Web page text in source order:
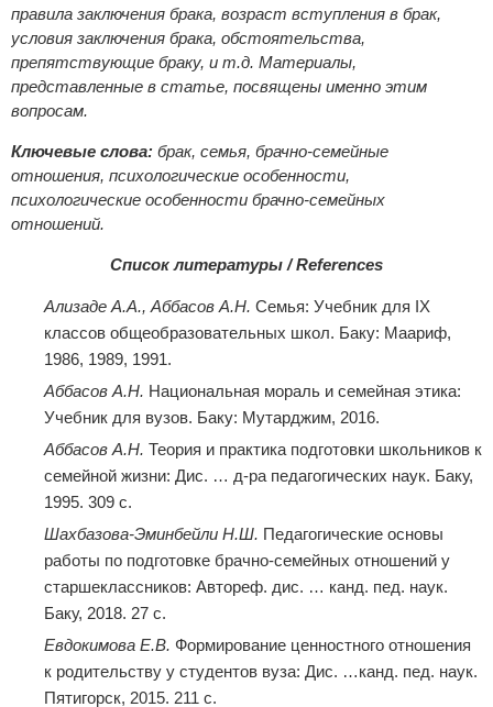
правила заключения брака, возраст вступления в брак,
условия заключения брака, обстоятельства,
препятствующие браку, и т.д. Материалы,
представленные в статье, посвящены именно этим
вопросам.
Ключевые слова: брак, семья, брачно-семейные
отношения, психологические особенности,
психологические особенности брачно-семейных
отношений.
Список литературы / References
Ализаде А.А., Аббасов А.Н. Семья: Учебник для IX
классов общеобразовательных школ. Баку: Маариф,
1986, 1989, 1991.
Аббасов А.Н. Национальная мораль и семейная этика:
Учебник для вузов. Баку: Мутарджим, 2016.
Аббасов А.Н. Теория и практика подготовки школьников к
семейной жизни: Дис. … д-ра педагогических наук. Баку,
1995. 309 с.
Шахбазова-Эминбейли Н.Ш. Педагогические основы
работы по подготовке брачно-семейных отношений у
старшеклассников: Автореф. дис. … канд. пед. наук.
Баку, 2018. 27 с.
Евдокимова Е.В. Формирование ценностного отношения
к родительству у студентов вуза: Дис. …канд. пед. наук.
Пятигорск, 2015. 211 с.